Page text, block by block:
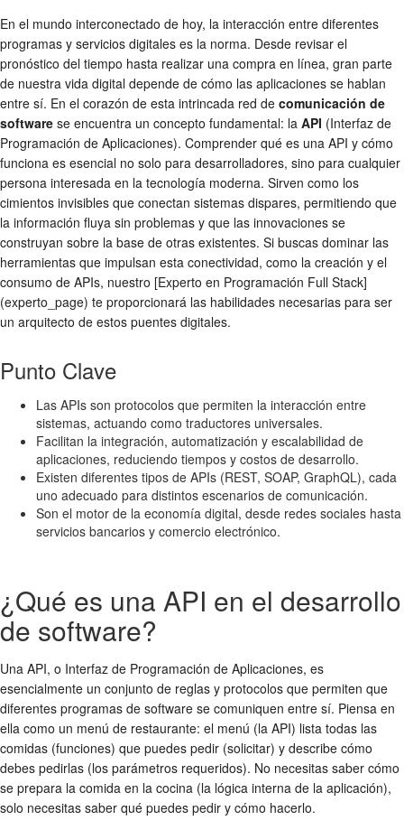
En el mundo interconectado de hoy, la interacción entre diferentes
programas y servicios digitales es la norma. Desde revisar el
pronóstico del tiempo hasta realizar una compra en línea, gran parte
de nuestra vida digital depende de cómo las aplicaciones se hablan
entre sí. En el corazón de esta intrincada red de comunicación de
software se encuentra un concepto fundamental: la API (Interfaz de
Programación de Aplicaciones). Comprender qué es una API y cómo
funciona es esencial no solo para desarrolladores, sino para cualquier
persona interesada en la tecnología moderna. Sirven como los
cimientos invisibles que conectan sistemas dispares, permitiendo que
la información fluya sin problemas y que las innovaciones se
construyan sobre la base de otras existentes. Si buscas dominar las
herramientas que impulsan esta conectividad, como la creación y el
consumo de APIs, nuestro [Experto en Programación Full Stack]
(experto_page) te proporcionará las habilidades necesarias para ser
un arquitecto de estos puentes digitales.
Punto Clave
Las APIs son protocolos que permiten la interacción entre
sistemas, actuando como traductores universales.
Facilitan la integración, automatización y escalabilidad de
aplicaciones, reduciendo tiempos y costos de desarrollo.
Existen diferentes tipos de APIs (REST, SOAP, GraphQL), cada
uno adecuado para distintos escenarios de comunicación.
Son el motor de la economía digital, desde redes sociales hasta
servicios bancarios y comercio electrónico.
¿Qué es una API en el desarrollo
de software?
Una API, o Interfaz de Programación de Aplicaciones, es
esencialmente un conjunto de reglas y protocolos que permiten que
diferentes programas de software se comuniquen entre sí. Piensa en
ella como un menú de restaurante: el menú (la API) lista todas las
comidas (funciones) que puedes pedir (solicitar) y describe cómo
debes pedirlas (los parámetros requeridos). No necesitas saber cómo
se prepara la comida en la cocina (la lógica interna de la aplicación),
solo necesitas saber qué puedes pedir y cómo hacerlo.